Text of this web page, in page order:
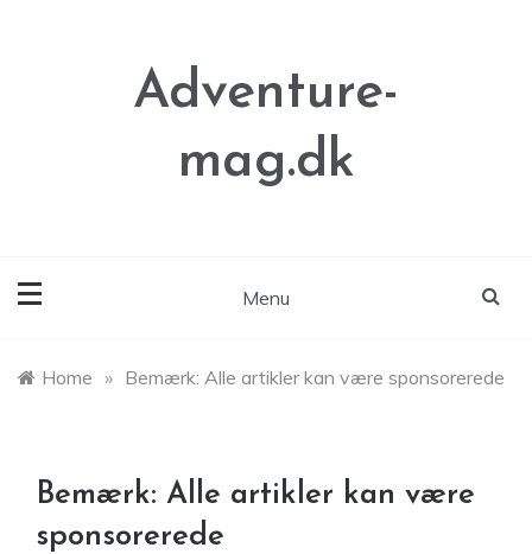
Adventure-
mag.dk
Menu
Home » Bemærk: Alle artikler kan være sponsorerede
Bemærk: Alle artikler kan være
sponsorerede